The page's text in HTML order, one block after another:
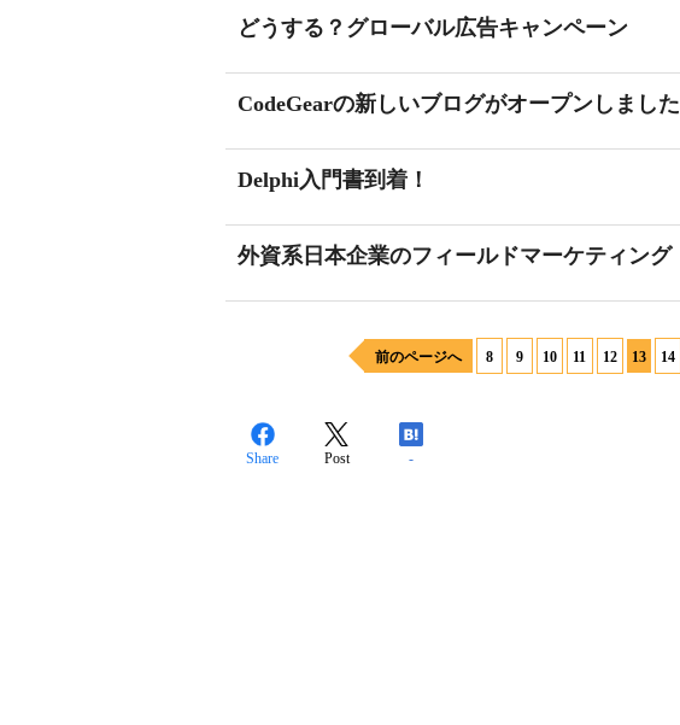
どうする？グローバル広告キャンペーン
CodeGearの新しいブログがオープンしました
Delphi入門書到着！
外資系日本企業のフィールドマーケティング
前のページへ 8 9 10 11 12 13 14
Share Post -